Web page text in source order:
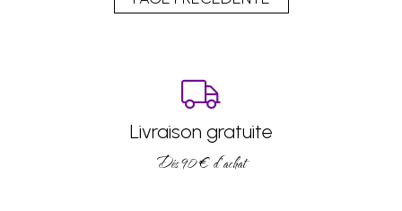
Livraison gratuite
Dés 90 € d’achat